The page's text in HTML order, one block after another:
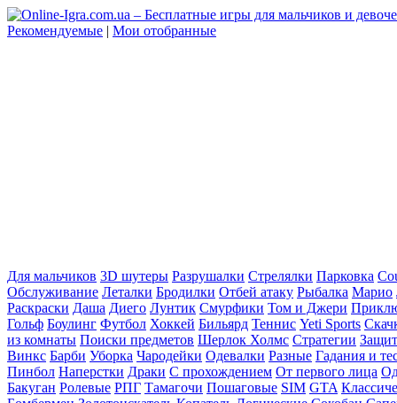
Рекомендуемые | Мои отобранные
Для мальчиков 3D шутеры Разрушалки Стрелялки Парковка
Обслуживание Леталки Бродилки Отбей атаку Рыбалка Марио
Раскраски Даша Диего Лунтик Смурфики Том и Джери
Гольф Боулинг Футбол Хоккей Бильярд Теннис Yeti Sports
из комнаты Поиски предметов Шерлок Холмс Стратегии
Винкс Барби Уборка Чародейки Одевалки Разные Гадания и
Пинбол Наперстки Драки С прохождением От первого лица
Бакуган Ролевые РПГ Тамагочи Пошаговые SIM GTA